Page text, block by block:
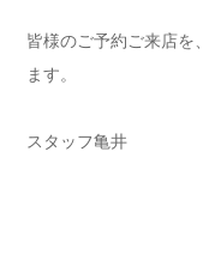
皆様のご予約ご来店を
ます。
スタッフ亀井